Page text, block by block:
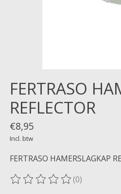
FERTRASO
REFLECTOR
€8,95
Incl. btw
FERTRASO HAMERSLAGKAP
De beoordeling van dit
(0)